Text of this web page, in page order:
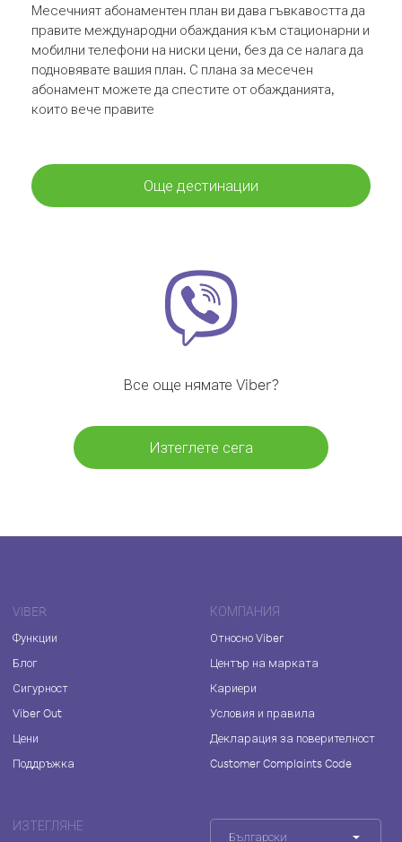
Месечният абонаментен план ви дава гъвкавостта да
правите международни обаждания към стационарни и
мобилни телефони на ниски цени, без да се налага да
подновявате вашия план. С плана за месечен
абонамент можете да спестите от обажданията,
които вече правите
Още дестинации
Все още нямате Viber?
Изтеглете сега
VIBER
Функции
Блог
Сигурност
Viber Out
Цени
Поддръжка
КОМПАНИЯ
Относно Viber
Център на марката
Кариери
Условия и правила
Декларация за поверителност
Customer Complaints Code
ИЗТЕГЛЯНЕ
Български